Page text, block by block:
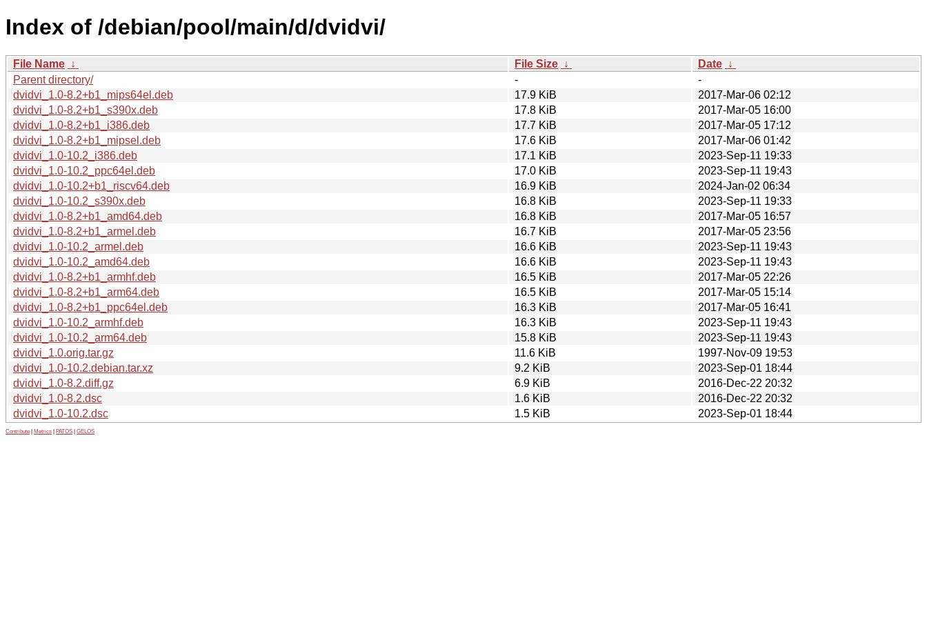
Index of /debian/pool/main/d/dvidvi/
File Name ↓ File Size ↓ Date ↓
Parent directory/
-
-
dvidvi_1.0-8.2+b1_mips64el.deb
17.9 KiB
2017-Mar-06 02:12
dvidvi_1.0-8.2+b1_s390x.deb
17.8 KiB
2017-Mar-05 16:00
dvidvi_1.0-8.2+b1_i386.deb
17.7 KiB
2017-Mar-05 17:12
dvidvi_1.0-8.2+b1_mipsel.deb
17.6 KiB
2017-Mar-06 01:42
dvidvi_1.0-10.2_i386.deb
17.1 KiB
2023-Sep-11 19:33
dvidvi_1.0-10.2_ppc64el.deb
17.0 KiB
2023-Sep-11 19:43
dvidvi_1.0-10.2+b1_riscv64.deb
16.9 KiB
2024-Jan-02 06:34
dvidvi_1.0-10.2_s390x.deb
16.8 KiB
2023-Sep-11 19:33
dvidvi_1.0-8.2+b1_amd64.deb
16.8 KiB
2017-Mar-05 16:57
dvidvi_1.0-8.2+b1_armel.deb
16.7 KiB
2017-Mar-05 23:56
dvidvi_1.0-10.2_armel.deb
16.6 KiB
2023-Sep-11 19:43
dvidvi_1.0-10.2_amd64.deb
16.6 KiB
2023-Sep-11 19:43
dvidvi_1.0-8.2+b1_armhf.deb
16.5 KiB
2017-Mar-05 22:26
dvidvi_1.0-8.2+b1_arm64.deb
16.5 KiB
2017-Mar-05 15:14
dvidvi_1.0-8.2+b1_ppc64el.deb
16.3 KiB
2017-Mar-05 16:41
dvidvi_1.0-10.2_armhf.deb
16.3 KiB
2023-Sep-11 19:43
dvidvi_1.0-10.2_arm64.deb
15.8 KiB
2023-Sep-11 19:43
dvidvi_1.0.orig.tar.gz
11.6 KiB
1997-Nov-09 19:53
dvidvi_1.0-10.2.debian.tar.xz
9.2 KiB
2023-Sep-01 18:44
dvidvi_1.0-8.2.diff.gz
6.9 KiB
2016-Dec-22 20:32
dvidvi_1.0-8.2.dsc
1.6 KiB
2016-Dec-22 20:32
dvidvi_1.0-10.2.dsc
1.5 KiB 2023-Sep-01 18:44
Contribute Metrics PATOS GELOS